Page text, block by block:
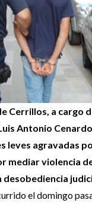
Cerrillos, a cargo
Antonio
leves agravadas
mediar violencia
desobediencia
el domingo